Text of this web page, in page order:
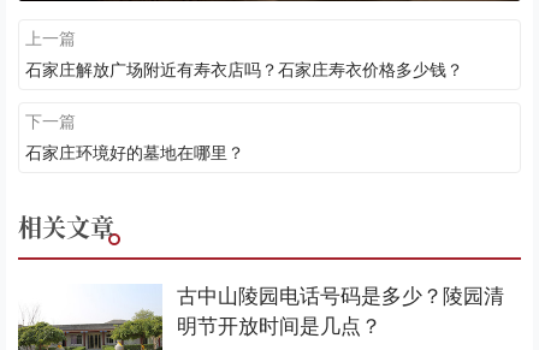
上一篇
石家庄解放广场附近有寿衣店吗？石家庄寿衣价格多少钱？
下一篇
石家庄环境好的墓地在哪里？
相关文章
古中山陵园电话号码是多少？陵园清
明节开放时间是几点？